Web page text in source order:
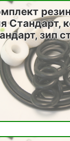
Стандарт,
зип